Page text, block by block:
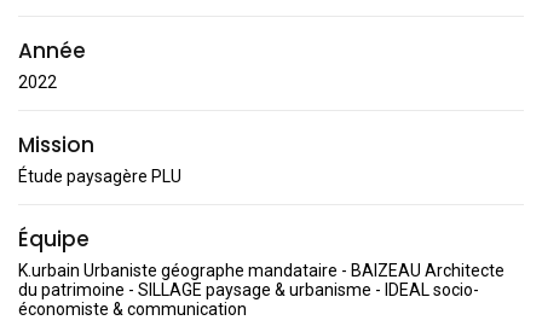
Année
2022
Mission
Étude paysagère PLU
Équipe
K.urbain Urbaniste géographe mandataire - BAIZEAU Architecte
du patrimoine - SILLAGE paysage & urbanisme - IDEAL socio-
économiste & communication